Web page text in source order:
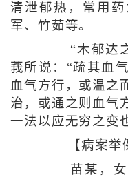
清泄郁热，常用
军、竹茹等。
“木郁达
莪所说：“疏其血
血气方行，或温之
治，或通之则血气
一法以应无穷之变
【病案举
苗某，女